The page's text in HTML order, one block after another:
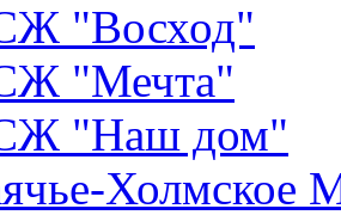
"Восход"
"Мечта"
"Наш дом"